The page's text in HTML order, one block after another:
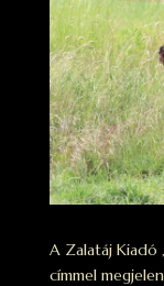
A Zalatáj Kiadó
címmel